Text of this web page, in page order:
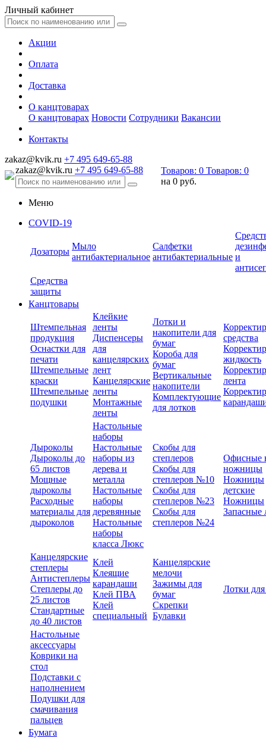
Личный кабинет
Акции
Оплата
Доставка
О канцтоварах
О канцтоварах Новости Сотрудники Вакансии
Контакты
zakaz@kvik.ru +7 495 649-65-88
zakaz@kvik.ru +7 495 649-65-88 Товаров: 0 Товаров: 0
на 0 руб.
Меню
COVID-19
Дозаторы
Мыло
антибактериальное
Салфетки
антибактериальные и
Средства
защиты
Канцтовары
Штемпельная
продукция
Оснастки для
печати
Штемпельные
краски
Штемпельные
подушки
Клейкие
ленты
Диспенсеры
для
канцелярских
лент
Канцелярские
ленты
Монтажные
ленты
Лотки и
накопители для
бумаг
Короба для
бумаг
Вертикальные
накопители
Комплектующие
для лотков
средства
жидкость
лента
Дыроколы
Дыроколы до
65 листов
Мощные
дыроколы
Расходные
материалы для
дыроколов
Настольные
наборы
Настольные
наборы из
дерева и
металла
Настольные
наборы
деревянные
Настольные
наборы
класса Люкс
Скобы для
степлеров
Скобы для
степлеров №10
Скобы для
степлеров №23
Скобы для
степлеров №24
Офисные
ножницы
Ножницы
детские
Ножницы
Запасные
Канцелярские
степлеры
Антистеплеры
Степлеры до
25 листов
Стандартные
до 40 листов
Клей
Клеящие
карандаши
Клей ПВА
Клей
специальный
Канцелярские
мелочи
Зажимы для
бумаг
Скрепки
Булавки
Лотки
Настольные
аксессуары
Коврики на
стол
Подставки с
наполнением
Подушки для
смачивания
пальцев
Бумага